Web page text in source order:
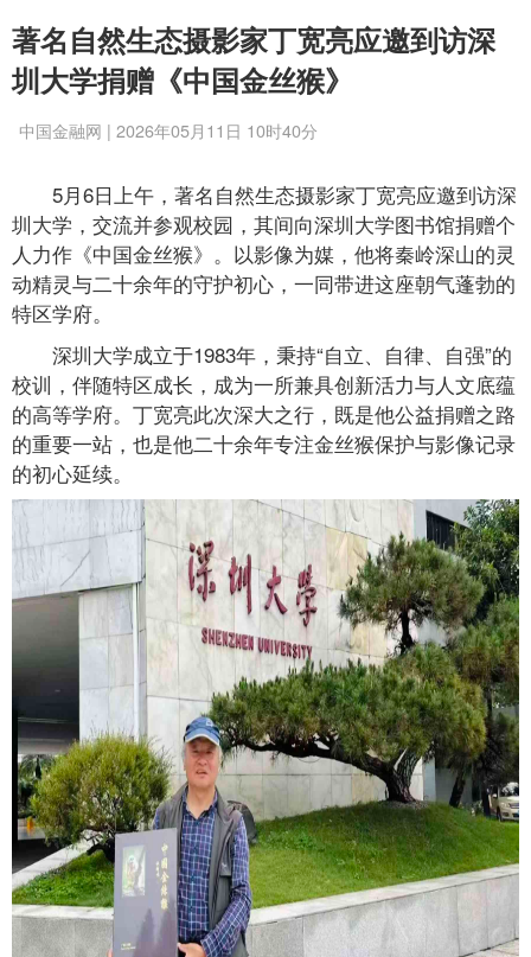
著名自然生态摄影家丁宽亮应邀到访深
圳大学捐赠《中国金丝猴》
中国金融网 | 2026年05月11日 10时40分
5月6日上午，著名自然生态摄影家丁宽亮应邀到访深
圳大学，交流并参观校园，其间向深圳大学图书馆捐赠个
人力作《中国金丝猴》。以影像为媒，他将秦岭深山的灵
动精灵与二十余年的守护初心，一同带进这座朝气蓬勃的
特区学府。
深圳大学成立于1983年，秉持“自立、自律、自强”的
校训，伴随特区成长，成为一所兼具创新活力与人文底蕴
的高等学府。丁宽亮此次深大之行，既是他公益捐赠之路
的重要一站，也是他二十余年专注金丝猴保护与影像记录
的初心延续。